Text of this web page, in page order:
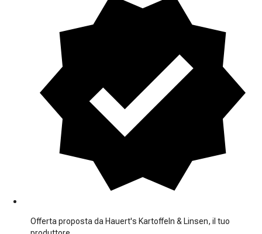
Offerta proposta da Hauert's Kartoffeln & Linsen, il tuo